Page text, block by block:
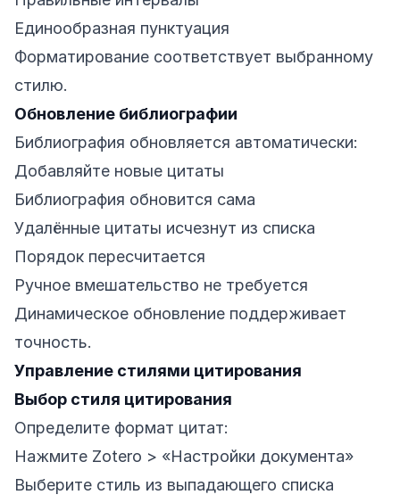
Единообразная пунктуация
Форматирование соответствует выбранному
стилю.
Обновление библиографии
Библиография обновляется автоматически:
Добавляйте новые цитаты
Библиография обновится сама
Удалённые цитаты исчезнут из списка
Порядок пересчитается
Ручное вмешательство не требуется
Динамическое обновление поддерживает
точность.
Управление стилями цитирования
Выбор стиля цитирования
Определите формат цитат:
Нажмите Zotero > «Настройки документа»
Выберите стиль из выпадающего списка